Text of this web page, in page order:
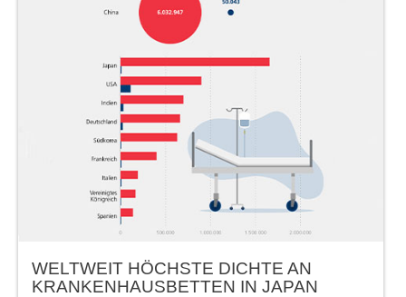
WELTWEIT HÖCHSTE DICHTE AN
KRANKENHAUSBETTEN IN JAPAN